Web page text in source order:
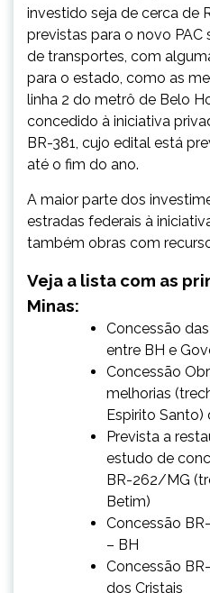
investido seja de cerca de
previstas para o novo PAC
de transportes, com
para o estado, como as
linha 2 do metrô de Belo
concedido à iniciativa
BR-381, cujo edital está
até o fim do ano.
A maior parte dos
estradas federais à
também obras com
Veja a lista com as
Minas:
Concessão
entre BH e
Concessão
melhorias
Espirito Santo)
Prevista a
estudo de
BR-262/MG
Betim)
Concessão
– BH
Concessão
dos Cristais